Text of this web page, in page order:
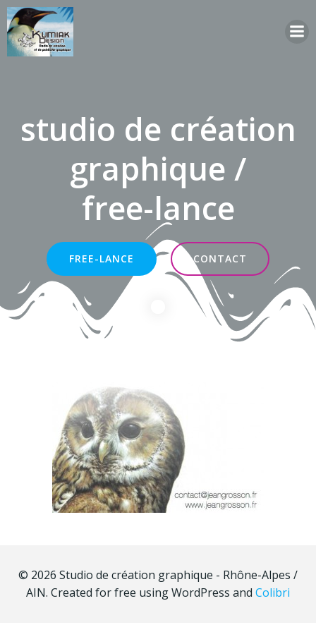
studio de création
graphique /
free-lance
FREE-LANCE CONTACT
© 2026 Studio de création graphique - Rhône-Alpes /
AIN. Created for free using WordPress and Colibri